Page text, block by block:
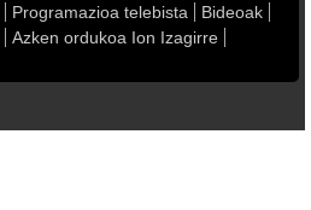
Programazioa telebista
Bideoak
Azken ordukoa Ion Izagirre